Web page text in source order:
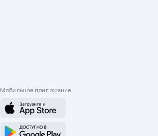
Мобильное приложение